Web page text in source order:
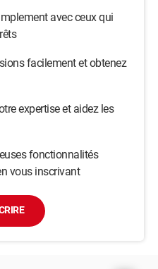
avec ceux qui
facilement et obtenez
expertise et aidez les
fonctionnalités
vous inscrivant